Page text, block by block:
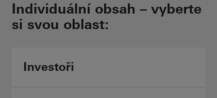
Bezpečné plnění všech
požadavků požární ochrany
Individuální obsah –
Individuální obsah – vyberte
si svou oblast:
Investoři